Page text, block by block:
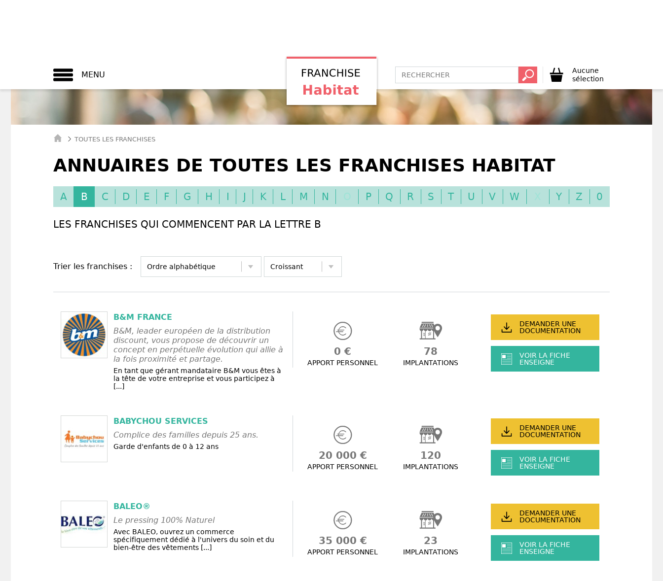
MENU
Aucune
sélection
TOUTES LES FRANCHISES
ANNUAIRES DE TOUTES LES FRANCHISES HABITAT
A B C D E F G H I J K L M N O P Q R S T U V W X Y Z 0
LES FRANCHISES QUI COMMENCENT PAR LA LETTRE B
Trier les franchises :
B&M FRANCE
B&M, leader européen de la distribution
discount, vous propose de découvrir un
concept en perpétuelle évolution qui allie à
la fois proximité et partage.
En tant que gérant mandataire B&M vous êtes à
la tête de votre entreprise et vous participez à
[...]
0 €
APPORT PERSONNEL
78
IMPLANTATIONS
DEMANDER UNE
DOCUMENTATION
VOIR LA FICHE
ENSEIGNE
BABYCHOU SERVICES
Complice des familles depuis 25 ans.
Garde d'enfants de 0 à 12 ans
20 000 €
APPORT PERSONNEL
120
IMPLANTATIONS
DEMANDER UNE
DOCUMENTATION
VOIR LA FICHE
ENSEIGNE
BALEO®
Le pressing 100% Naturel
Avec BALEO, ouvrez un commerce
spécifiquement dédié à l'univers du soin et du
bien-être des vêtements [...]
35 000 €
APPORT PERSONNEL
23
IMPLANTATIONS
DEMANDER UNE
DOCUMENTATION
VOIR LA FICHE
ENSEIGNE